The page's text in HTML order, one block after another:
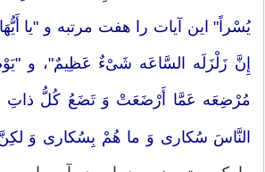
یُسْراً" این آیات را هفت مرتبه و "یا
إِنَّ زَلْزَلَه السَّاعَه شَیْ‏ءٌ عَظِیمٌ"، و
مُرْضِعَه عَمَّا أَرْضَعَتْ وَ تَضَعُ کُلُّ ذاتِ
النَّاسَ سُکارى‏ وَ ما هُمْ بِسُکارى‏ وَ